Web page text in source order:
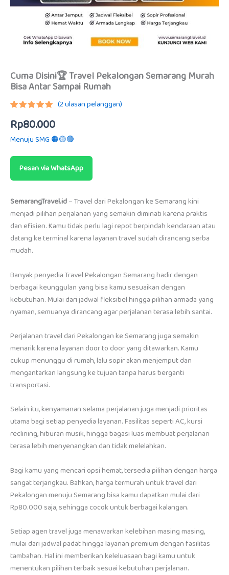
Cuma Disini🏆 Travel Pekalongan Semarang Murah
Bisa Antar Sampai Rumah
5.00dari
5
berdasarkan
penilaian
(2ulasan pelanggan)
Rp80.000
Menuju SMG 🟠🟡🟢
Pesan via WhatsApp
SemarangTravel.id– Travel dari Pekalongan ke Semarang kini
menjadi pilihan perjalanan yang semakin diminati karena praktis
dan efisien. Kamu tidak perlu lagi repot berpindah kendaraan atau
datang ke terminal karena layanan travel sudah dirancang serba
mudah.
Banyak penyedia Travel Pekalongan Semarang hadir dengan
berbagai keunggulan yang bisa kamu sesuaikan dengan
kebutuhan. Mulai dari jadwal fleksibel hingga pilihan armada yang
nyaman, semuanya dirancang agar perjalanan terasa lebih santai.
Perjalanan travel dari Pekalongan ke Semarang juga semakin
menarik karena layanan door to door yang ditawarkan. Kamu
cukup menunggu di rumah, lalu sopir akan menjemput dan
mengantarkan langsung ke tujuan tanpa harus berganti
transportasi.
Selain itu, kenyamanan selama perjalanan juga menjadi prioritas
utama bagi setiap penyedia layanan. Fasilitas seperti AC, kursi
reclining, hiburan musik, hingga bagasi luas membuat perjalanan
terasa lebih menyenangkan dan tidak melelahkan.
Bagi kamu yang mencari opsi hemat, tersedia pilihan dengan harga
sangat terjangkau. Bahkan, harga termurah untuk travel dari
Pekalongan menuju Semarang bisa kamu dapatkan mulai dari
Rp80.000 saja, sehingga cocok untuk berbagai kalangan.
Setiap agen travel juga menawarkan kelebihan masing masing,
mulai dari jadwal padat hingga layanan premium dengan fasilitas
tambahan. Hal ini memberikan keleluasaan bagi kamu untuk
menentukan pilihan terbaik sesuai kebutuhan perjalanan.